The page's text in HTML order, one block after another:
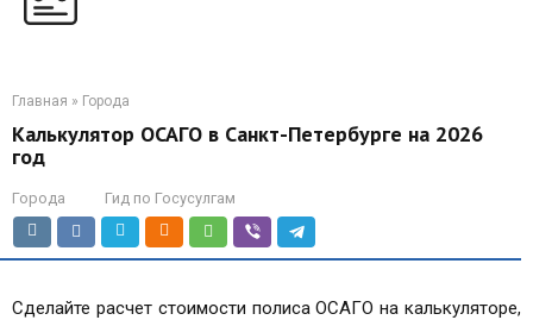
Главная » Города
Калькулятор ОСАГО в Санкт-Петербурге на 2026
год
Города Гид по Госусулгам
Сделайте расчет стоимости полиса ОСАГО на калькуляторе,